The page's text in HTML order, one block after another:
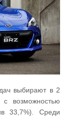
выбирают в 2
возможностью
33,7%). Среди